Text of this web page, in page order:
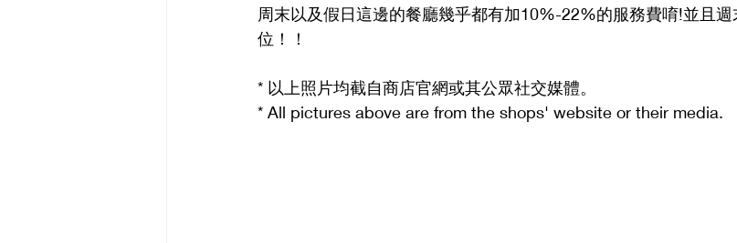
周末以及假日這邊的餐廳幾乎都有加10%-22%的服務費唷!並且
位！！
* 以上照片均截自商店官網或其公眾社交媒體。
* All pictures above are from the shops' website or their media.